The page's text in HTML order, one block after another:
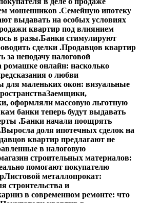
мошенников .Семейную ипотеку
выдавать на особых условиях
квартир под влиянием
в разы.Банки стимулируют
сделки .Продавцов квартир
за неподачу налоговой
ромашке онлайн: насколько
о любви
маленьких окон: визуальные
Заемщики,
оформляли массовую льготную
банки теперь будут выдавать
.Банки начали поощрять
Выросла доля ипотечных сделок на
квартир предлагают не
в налоговую
строительных материалов:
помогают покупателю
Листовой металлопрокат:
строительства и
в современном ремонте: что